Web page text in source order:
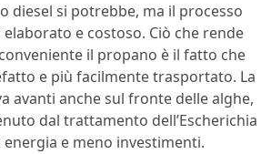
diesel si potrebbe, ma il processo
e costoso. Ciò che rende
il propano è il fatto che
e più facilmente trasportato. La
avanti anche sul fronte delle alghe,
dal trattamento dell’Escherichia
e meno investimenti.